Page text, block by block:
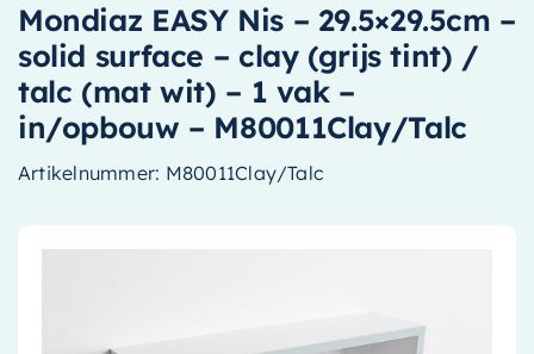
Spiegels
Kranen
Douche
Badkamermeubels
Mondiaz EASY Nis – 29.5×29.5cm –
solid surface – clay (grijs tint) /
talc (mat wit) – 1 vak –
in/opbouw – M80011Clay/Talc
Artikelnummer: M80011Clay/Talc